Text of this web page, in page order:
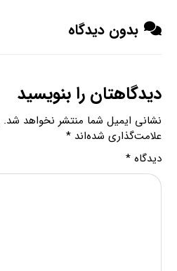
بدون دیدگاه
دیدگاهتان را بنویسید
نشانی ایمیل شما منتشر نخواهد شد.
علامت‌گذاری شده‌اند*
دیدگاه*